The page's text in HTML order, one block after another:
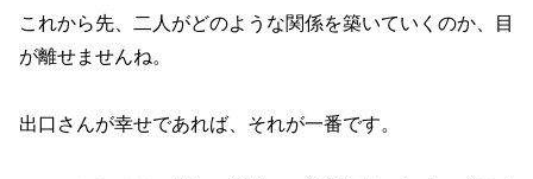
これから先、二人がどのような関係を築いていくのか、目
が離せませんね。
出口さんが幸せであれば、それが一番です。